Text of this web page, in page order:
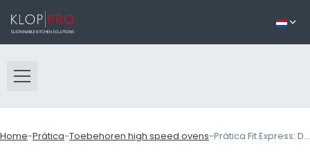
Home-Prática-Toebehoren high speed ovens-Prática Fit Express: Dichte Basket Groen (S) 18 x 28 x 3 cm